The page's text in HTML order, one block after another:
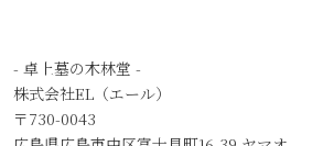
- 卓上墓の木林堂 -
株式会社EL（エール）
〒730-0043